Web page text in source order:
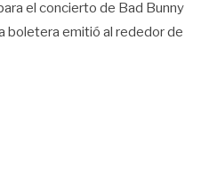
el concierto de Bad Bunny
boletera emitió al rededor de